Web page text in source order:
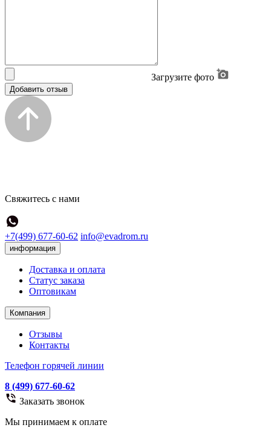
Загрузите фото
Добавить отзыв
Свяжитесь с нами
+7(499) 677-60-62 info@evadrom.ru
информация
Доставка и оплата
Статус заказа
Оптовикам
Компания
Отзывы
Контакты
Телефон горячей линии
8 (499) 677-60-62
Заказать звонок
Мы принимаем к оплате